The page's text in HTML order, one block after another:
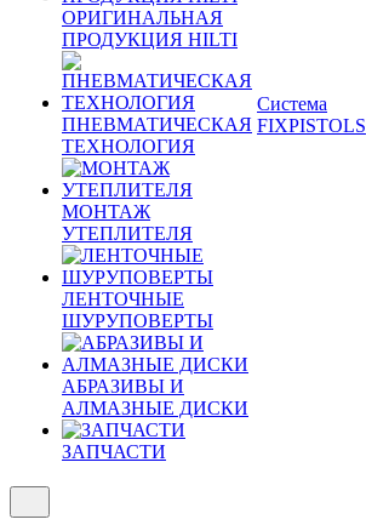
ОРИГИНАЛЬНАЯ
ПРОДУКЦИЯ HILTI
ПНЕВМАТИЧЕСКАЯ
ТЕХНОЛОГИЯ
МОНТАЖ
УТЕПЛИТЕЛЯ
ЛЕНТОЧНЫЕ
ШУРУПОВЕРТЫ
АБРАЗИВЫ И
АЛМАЗНЫЕ ДИСКИ
ЗАПЧАСТИ
Система
FIXPISTOLS